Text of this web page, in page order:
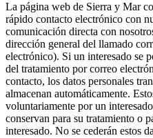
La página web de Sierra y Mar
rápido contacto electrónico con
comunicación directa con
dirección general del llamado
electrónico). Si un interesado se
del tratamiento por correo
contacto, los datos personales
almacenan automáticamente.
voluntariamente por un
conservan para su tratamiento o
interesado. No se cederán estos